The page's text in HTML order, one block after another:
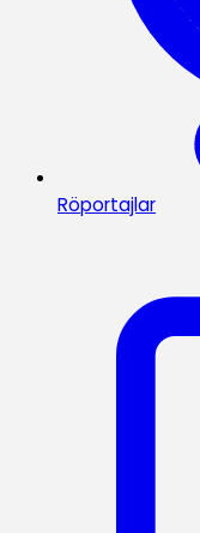
Röportajlar